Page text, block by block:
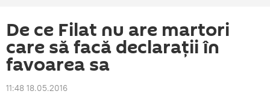
De ce Filat nu are martori
care să facă declaraţii în
favoarea sa
11:48 18.05.2016